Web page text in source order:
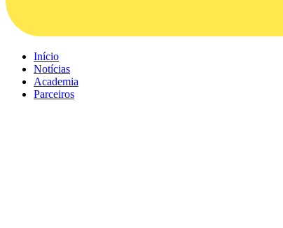
Início
Notícias
Academia
Parceiros